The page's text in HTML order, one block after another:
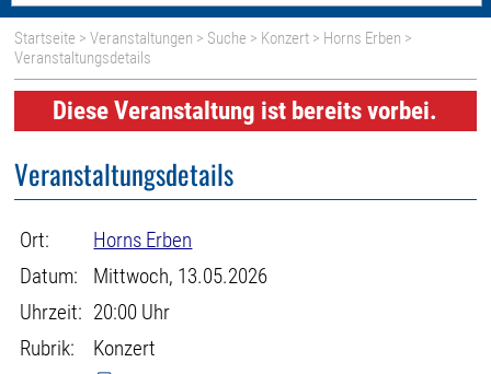
Startseite >Veranstaltungen > Suche > Konzert > Horns Erben >
Veranstaltungsdetails
Diese Veranstaltung ist bereits vorbei.
Veranstaltungsdetails
Ort:
Horns Erben
Datum:
Mittwoch, 13.05.2026
Uhrzeit: 20:00 Uhr
Rubrik:
Konzert